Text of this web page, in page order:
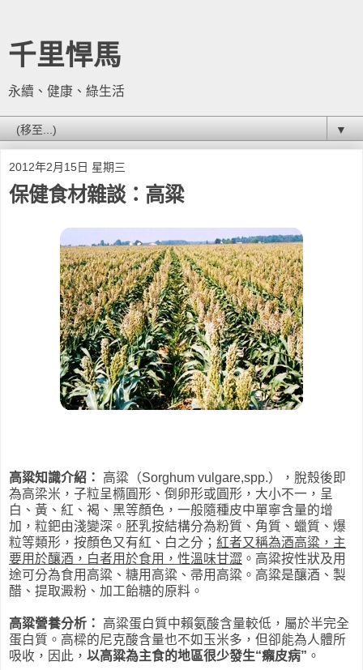
千里悍馬
永續、健康、綠生活
▼
2012年2月15日 星期三
保健食材雜談：高粱
高粱知識介紹：
高粱（Sorghum vulgare,spp.），脫殼後即
為高梁米，子粒呈橢圓形、倒卵形或圓形，大小不一，呈
白、黃、紅、褐、黑等顏色，一般隨種皮中單寧含量的增
加，粒鈀由淺變深。胚乳按結構分為粉質、角質、蠟質、爆
粒等類形，按顏色又有紅、白之分； 紅者又稱為酒高粱，主
要用於釀酒，白者用於食用，性溫味甘澀 。高粱按性狀及用
途可分為食用高粱、糖用高粱、帚用高粱。高粱是釀酒、製
醋、提取澱粉、加工飴糖的原料。
高粱營養分析： 高粱蛋白質中賴氨酸含量較低，屬於半完全
蛋白質。高樑的尼克酸含量也不如玉米多，但卻能為人體所
吸收，因此， 以高粱為主食的地區很少發生“癩皮病” 。